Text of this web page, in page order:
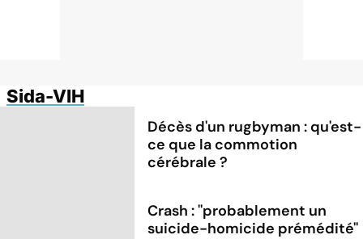
Sida-VIH
Décès d'un rugbyman : qu'est-
ce que la commotion
cérébrale ?
Crash : ''probablement un
suicide-homicide prémédité''